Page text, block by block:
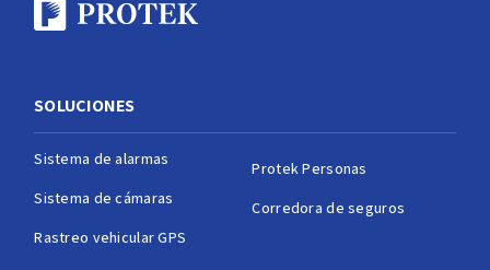
SOLUCIONES
Sistema de alarmas
Sistema de cámaras
Rastreo vehicular GPS
Protek Personas
Corredora de seguros